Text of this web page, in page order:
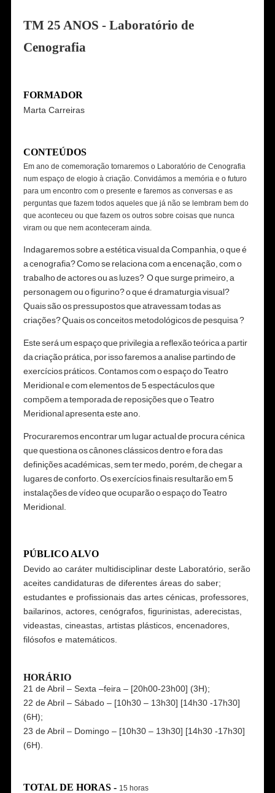
TM 25 ANOS - Laboratório de
Cenografia
FORMADOR
Marta Carreiras
CONTEÚDOS
Em ano de comemoração tornaremos o Laboratório de Cenografia
num espaço de elogio à criação. Convidámos a memória e o futuro
para um encontro com o presente e faremos as conversas e as
perguntas que fazem todos aqueles que já não se lembram bem do
que aconteceu ou que fazem os outros sobre coisas que nunca
viram ou que nem aconteceram ainda.
Indagaremos sobre a estética visual da Companhia, o que é
a cenografia? Como se relaciona com a encenação, com o
trabalho de actores ou as luzes? O que surge primeiro, a
personagem ou o figurino? o que é dramaturgia visual?
Quais são os pressupostos que atravessam todas as
criações? Quais os conceitos metodológicos de pesquisa ?
Este será um espaço que privilegia a reflexão teórica a partir
da criação prática, por isso faremos a analise partindo de
exercícios práticos. Contamos com o espaço do Teatro
Meridional e com elementos de 5 espectáculos que
compõem a temporada de reposições que o Teatro
Meridional apresenta este ano.
Procuraremos encontrar um lugar actual de procura cénica
que questiona os cânones clássicos dentro e fora das
definições académicas, sem ter medo, porém, de chegar a
lugares de conforto. Os exercícios finais resultarão em 5
instalações de vídeo que ocuparão o espaço do Teatro
Meridional.
PÚBLICO ALVO
Devido ao caráter multidisciplinar deste Laboratório, serão
aceites candidaturas de diferentes áreas do saber;
estudantes e profissionais das artes cénicas, professores,
bailarinos, actores, cenógrafos, figurinistas, aderecistas,
videastas, cineastas, artistas plásticos, encenadores,
filósofos e matemáticos.
HORÁRIO
21 de Abril – Sexta –feira – [20h00-23h00] (3H);
22 de Abril – Sábado – [10h30 – 13h30] [14h30 -17h30]
(6H);
23 de Abril – Domingo – [10h30 – 13h30] [14h30 -17h30]
(6H).
TOTAL DE HORAS - 15 horas